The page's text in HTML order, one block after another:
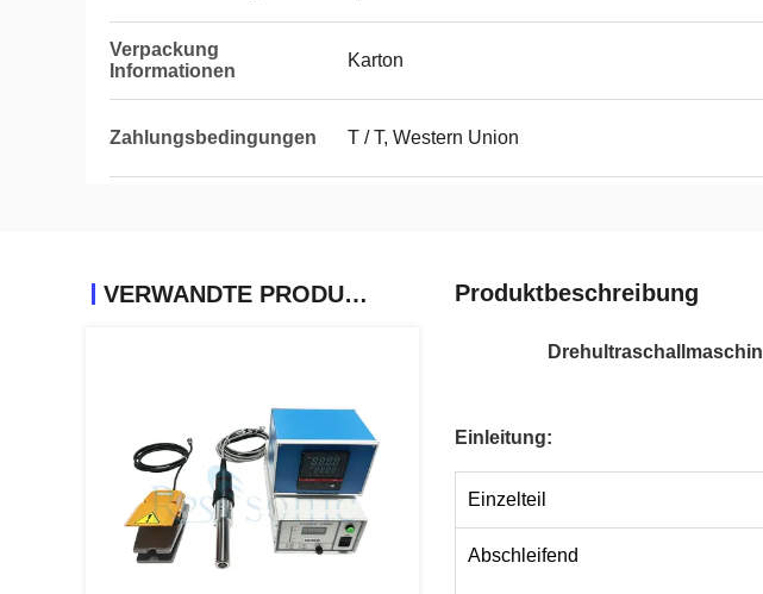
Verpackung
Informationen
Karton
Zahlungsbedingungen T / T, Western Union
VERWANDTE PRODUKTE Produktbeschreibung
Einleitung:
Einzelteil
Abschleifend